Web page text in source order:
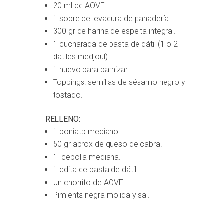
20 ml de AOVE.
1 sobre de levadura de panadería.
300 gr de harina de espelta integral.
1 cucharada de pasta de dátil (1 o 2
dátiles medjoul).
1 huevo para barnizar.
Toppings: semillas de sésamo negro y
tostado.
RELLENO:
1 boniato mediano
50 gr aprox de queso de cabra.
1 cebolla mediana.
1 cdita de pasta de dátil.
Un chorrito de AOVE.
Pimienta negra molida y sal.